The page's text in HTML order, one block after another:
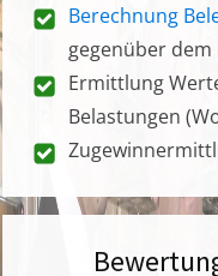
Berechnung
gegenüber
Ermittlung
Belastungen